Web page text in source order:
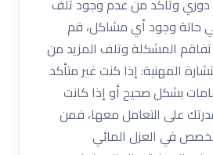
وتأكد من عدم وجود تلف
حالة وجود أي مشاكل، قم
تفاقم المشكلة وتلف المزيد من
المهنية: إذا كنت غير متأكد
بشكل صحيح أو إذا كانت
على التعامل معها، فمن
في العزل المائي